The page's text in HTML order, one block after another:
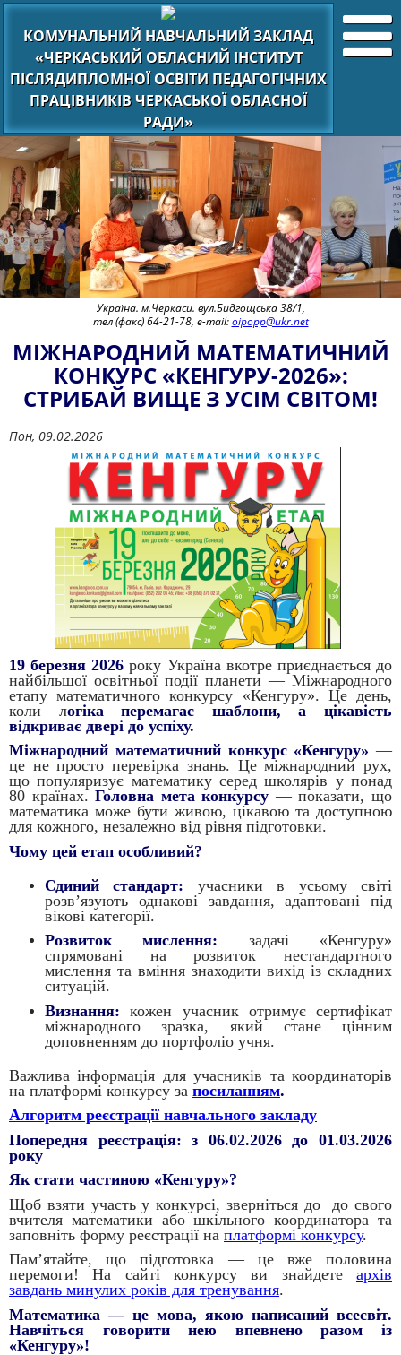
КОМУНАЛЬНИЙ НАВЧАЛЬНИЙ ЗАКЛАД
«ЧЕРКАСЬКИЙ ОБЛАСНИЙ ІНСТИТУТ
ПІСЛЯДИПЛОМНОЇ ОСВІТИ ПЕДАГОГІЧНИХ
ПРАЦІВНИКІВ ЧЕРКАСЬКОЇ ОБЛАСНОЇ
РАДИ»
Україна. м.Черкаси. вул.Бидгощська 38/1,
тел (факс) 64-21-78, e-mail:oipopp@ukr.net
МІЖНАРОДНИЙ МАТЕМАТИЧНИЙ
КОНКУРС «КЕНГУРУ-2026»:
СТРИБАЙ ВИЩЕ З УСІМ СВІТОМ!
Пон, 09.02.2026
19 березня 2026 року Україна вкотре приєднається до
найбільшої освітньої події планети — Міжнародного
етапу математичного конкурсу «Кенгуру». Це день,
коли логіка перемагає шаблони, а цікавість
відкриває двері до успіху.
Міжнародний математичний конкурс «Кенгуру» —
це не просто перевірка знань. Це міжнародний рух,
що популяризує математику серед школярів у понад
80 країнах.Головна мета конкурсу — показати, що
математика може бути живою, цікавою та доступною
для кожного, незалежно від рівня підготовки.
Чому цей етап особливий?
Єдиний стандарт: учасники в усьому світі
розв’язують однакові завдання, адаптовані під
вікові категорії.
Розвиток мислення: задачі «Кенгуру»
спрямовані на розвиток нестандартного
мислення та вміння знаходити вихід із складних
ситуацій.
Визнання: кожен учасник отримує сертифікат
міжнародного зразка, який стане цінним
доповненням до портфоліо учня.
Важлива інформація для учасників та координаторів
на платформі конкурсу за посиланням.
Алгоритм реєстрації навчального закладу
Попередня реєстрація: з 06.02.2026 до 01.03.2026
року
Як стати частиною «Кенгуру»?
Щоб взяти участь у конкурсі, зверніться до до свого
вчителя математики або шкільного координатора та
заповніть форму реєстрації на платформі конкурсу.
Пам’ятайте, що підготовка — це вже половина
перемоги! На сайті конкурсу ви знайдете архів
завдань минулих років для тренування.
Математика — це мова, якою написаний всесвіт.
Навчіться говорити нею впевнено разом із
«Кенгуру»!